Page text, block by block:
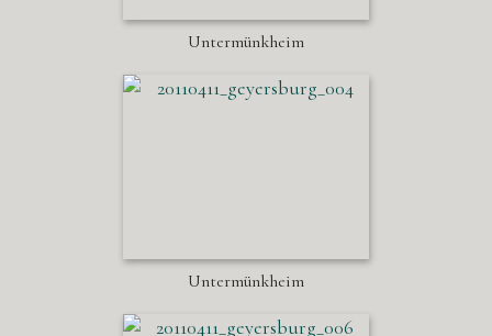
Untermünkheim
Untermünkheim